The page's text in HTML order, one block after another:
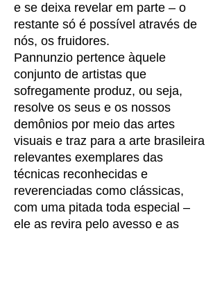
e se deixa revelar em parte – o
restante só é possível através de
nós, os fruidores.
Pannunzio pertence àquele
conjunto de artistas que
sofregamente produz, ou seja,
resolve os seus e os nossos
demônios por meio das artes
visuais e traz para a arte brasileira
relevantes exemplares das
técnicas reconhecidas e
reverenciadas como clássicas,
com uma pitada toda especial –
ele as revira pelo avesso e as